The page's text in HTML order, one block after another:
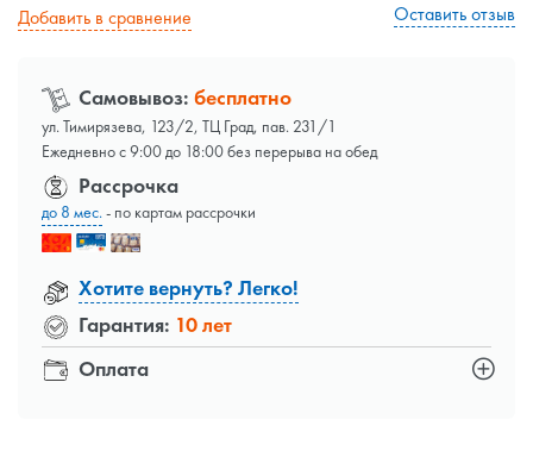
Добавить в сравнение Оставить отзыв
Самовывоз: бесплатно
ул. Тимирязева, 123/2, ТЦ Град, пав. 231/1
Ежедневно с 9:00 до 18:00 без перерыва на обед
Оплата
Рассрочка
до 8 мес.- по картам рассрочки
Хотите вернуть? Легко!
Гарантия: 10 лет